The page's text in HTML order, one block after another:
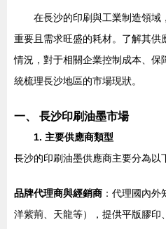
在長沙的印刷與工業制造領域
重要且需求旺盛的耗材。了解其
情況，對于相關企業控制成本、保
統梳理長沙地區的市場現狀。
一、 長沙印刷油墨市場
1. 主要供應商類型
長沙的印刷油墨供應商主要分為以
品牌代理商與經銷商 ：代理國內外
洋紫荊、天龍等），提供平版膠印